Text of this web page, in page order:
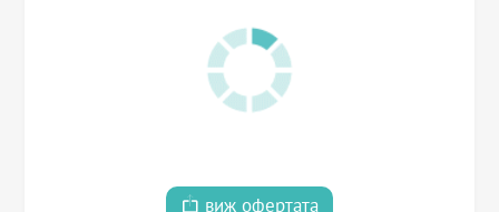
виж офертата